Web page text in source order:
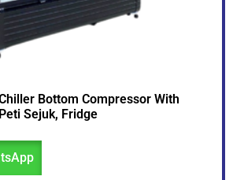
Bottom Compressor With
Sejuk, Fridge